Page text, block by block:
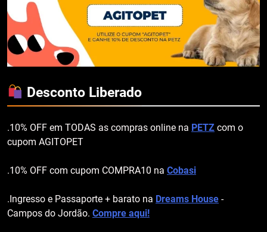
Desconto Liberado
.10% OFF em TODAS as compras online na PETZ com o
cupom AGITOPET
.10% OFF com cupom COMPRA10 na Cobasi
.Ingresso e Passaporte + barato na Dreams House -
Campos do Jordão. Compre aqui!